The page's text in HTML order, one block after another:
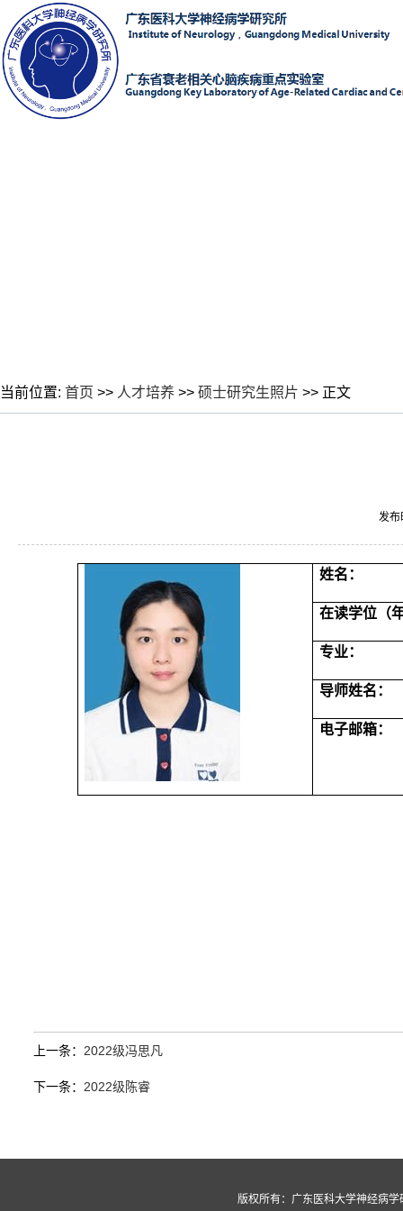
当前位置: 首页 >> 人才培养 >> 硕士研究生照片 >> 正文
发
姓名：
在读学位（
专业：
导师姓名：
电子邮箱：
上一条： 2022级冯思凡
下一条： 2022级陈睿
版权所有：广东医科大学神经病